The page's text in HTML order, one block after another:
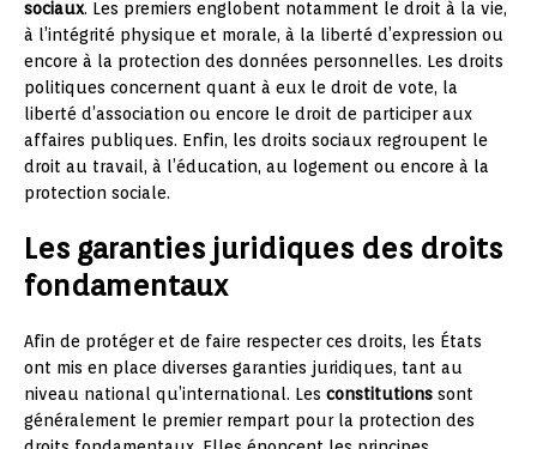
sociaux. Les premiers englobent notamment le droit à la vie,
à l’intégrité physique et morale, à la liberté d’expression ou
encore à la protection des données personnelles. Les droits
politiques concernent quant à eux le droit de vote, la
liberté d’association ou encore le droit de participer aux
affaires publiques. Enfin, les droits sociaux regroupent le
droit au travail, à l’éducation, au logement ou encore à la
protection sociale.
Les garanties juridiques des droits
fondamentaux
Afin de protéger et de faire respecter ces droits, les États
ont mis en place diverses garanties juridiques, tant au
niveau national qu’international. Les constitutions sont
généralement le premier rempart pour la protection des